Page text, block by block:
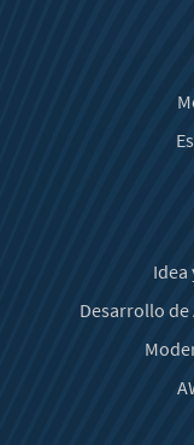
Idea
Desarrollo de